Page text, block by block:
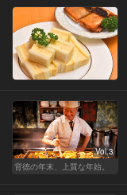
Vol.3
背徳の年末、上質な年始。